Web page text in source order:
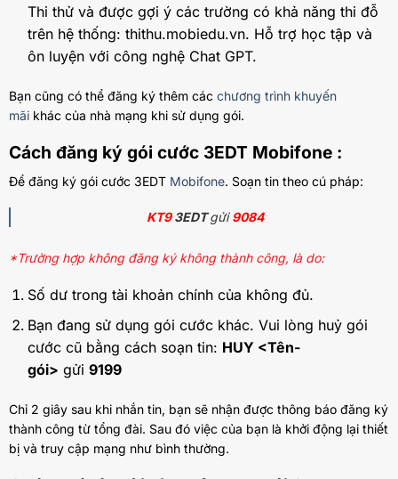
Thi thử và được gợi ý các trường có khả năng thi đỗ
trên hệ thống: thithu.mobiedu.vn. Hỗ trợ học tập và
ôn luyện với công nghệ Chat GPT.
Bạn cũng có thể đăng ký thêm các chương trình khuyến
mãi khác của nhà mạng khi sử dụng gói.
Cách đăng ký gói cước 3EDT Mobifone :
Để đăng ký gói cước 3EDT Mobifone. Soạn tin theo cú pháp:
KT93EDTgửi9084
*Trường hợp không đăng ký không thành công, là do:
Số dư trong tài khoản chính của không đủ.
Bạn đang sử dụng gói cước khác. Vui lòng huỷ gói
cước cũ bằng cách soạn tin: HUY <Tên-
gói> gửi 9199
Chỉ 2 giây sau khi nhắn tin, bạn sẽ nhận được thông báo đăng ký
thành công từ tổng đài. Sau đó việc của bạn là khởi động lại thiết
bị và truy cập mạng như bình thường.